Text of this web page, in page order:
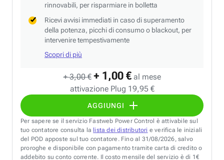
+ 3,00 € + 1,00 € al mese
attivazione Plug 19,95 €
AGGIUNGI
rinnovabili, per risparmiare in bolletta
Ricevi avvisi immediati in caso di superamento
della potenza, picchi di consumo o blackout, per
intervenire tempestivamente
Scopri di più
Per sapere se il servizio Fastweb Power Control è attivabile sul
tuo contatore consulta la lista dei distributori e verifica le iniziali
del POD apposte sul tuo contatore. Fino al 31/08/2026, salvo
proroghe e disponibile con pagamento tramite carta di credito o
addebito su conto corrente. Il costo mensile del servizio è di 1€